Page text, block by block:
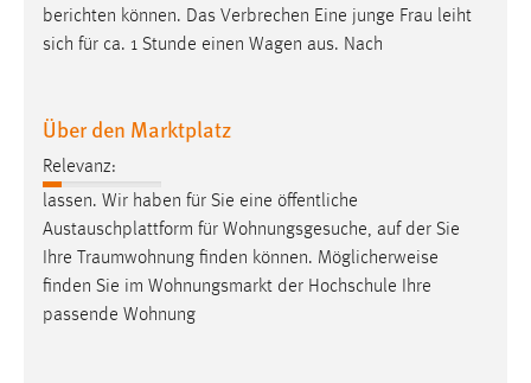
berichten können. Das Verbrechen Eine junge Frau leiht
sich für ca. 1 Stunde einen Wagen aus. Nach
Über den Marktplatz
Relevanz:
lassen. Wir haben für Sie eine öffentliche
Austauschplattform für Wohnungsgesuche, auf der Sie
Ihre Traumwohnung finden können. Möglicherweise
finden Sie im Wohnungsmarkt der Hochschule Ihre
passende Wohnung